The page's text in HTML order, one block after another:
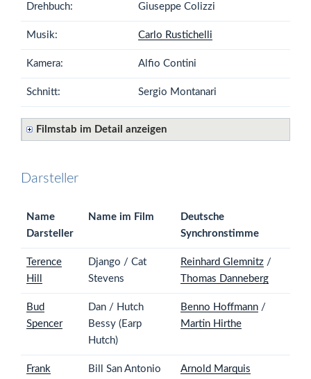
Drehbuch: Giuseppe Colizzi
Musik: Carlo Rustichelli
Kamera: Alfio Contini
Schnitt: Sergio Montanari
Filmstab im Detail anzeigen
Darsteller
Name
Darsteller
Name im Film
Deutsche
Synchronstimme
Terence
Hill
Django / Cat
Stevens
Reinhard Glemnitz /
Thomas Danneberg
Bud
Spencer
Dan / Hutch
Bessy (Earp
Hutch)
Benno Hoffmann /
Martin Hirthe
Frank Bill San Antonio Arnold Marquis